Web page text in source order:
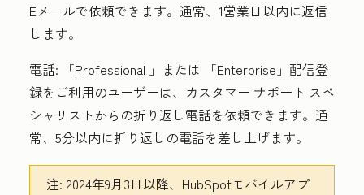
Eメールで依頼できます。通常、1営業日以内に返信
します。
電話:
「Professional 」または 「Enterprise 」配信登
録をご利用のユーザーは、カスタマー サポート スペ
シャリストからの折り返し電話を依頼できます。通
常、5分以内に折り返しの電話を差し上げます。
注: 2024年9月3日以降、HubSpotモバイルアプ